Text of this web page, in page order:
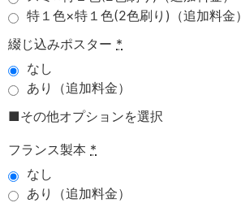
特１色×特１色(2色刷り)（追加料金）
綴じ込みポスター *
なし
あり（追加料金）
■その他オプションを選択
フランス製本 *
なし
あり（追加料金）